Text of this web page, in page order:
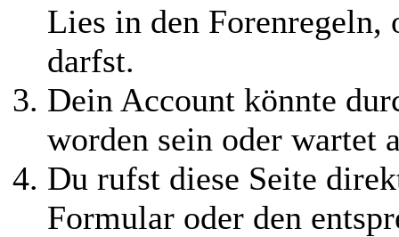
Lies in den Forenregeln,
darfst.
Dein Account könnte
worden sein oder wartet
Du rufst diese Seite
Formular oder den